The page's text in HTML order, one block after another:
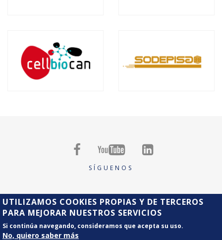
  
SÍGUENOS
Copyright Grupo Tirso Aviso Legal
UTILIZAMOS COOKIES PROPIAS Y DE TERCEROS
PARA MEJORAR NUESTROS SERVICIOS
Si continúa navegando, consideramos que acepta su uso.
No, quiero saber más